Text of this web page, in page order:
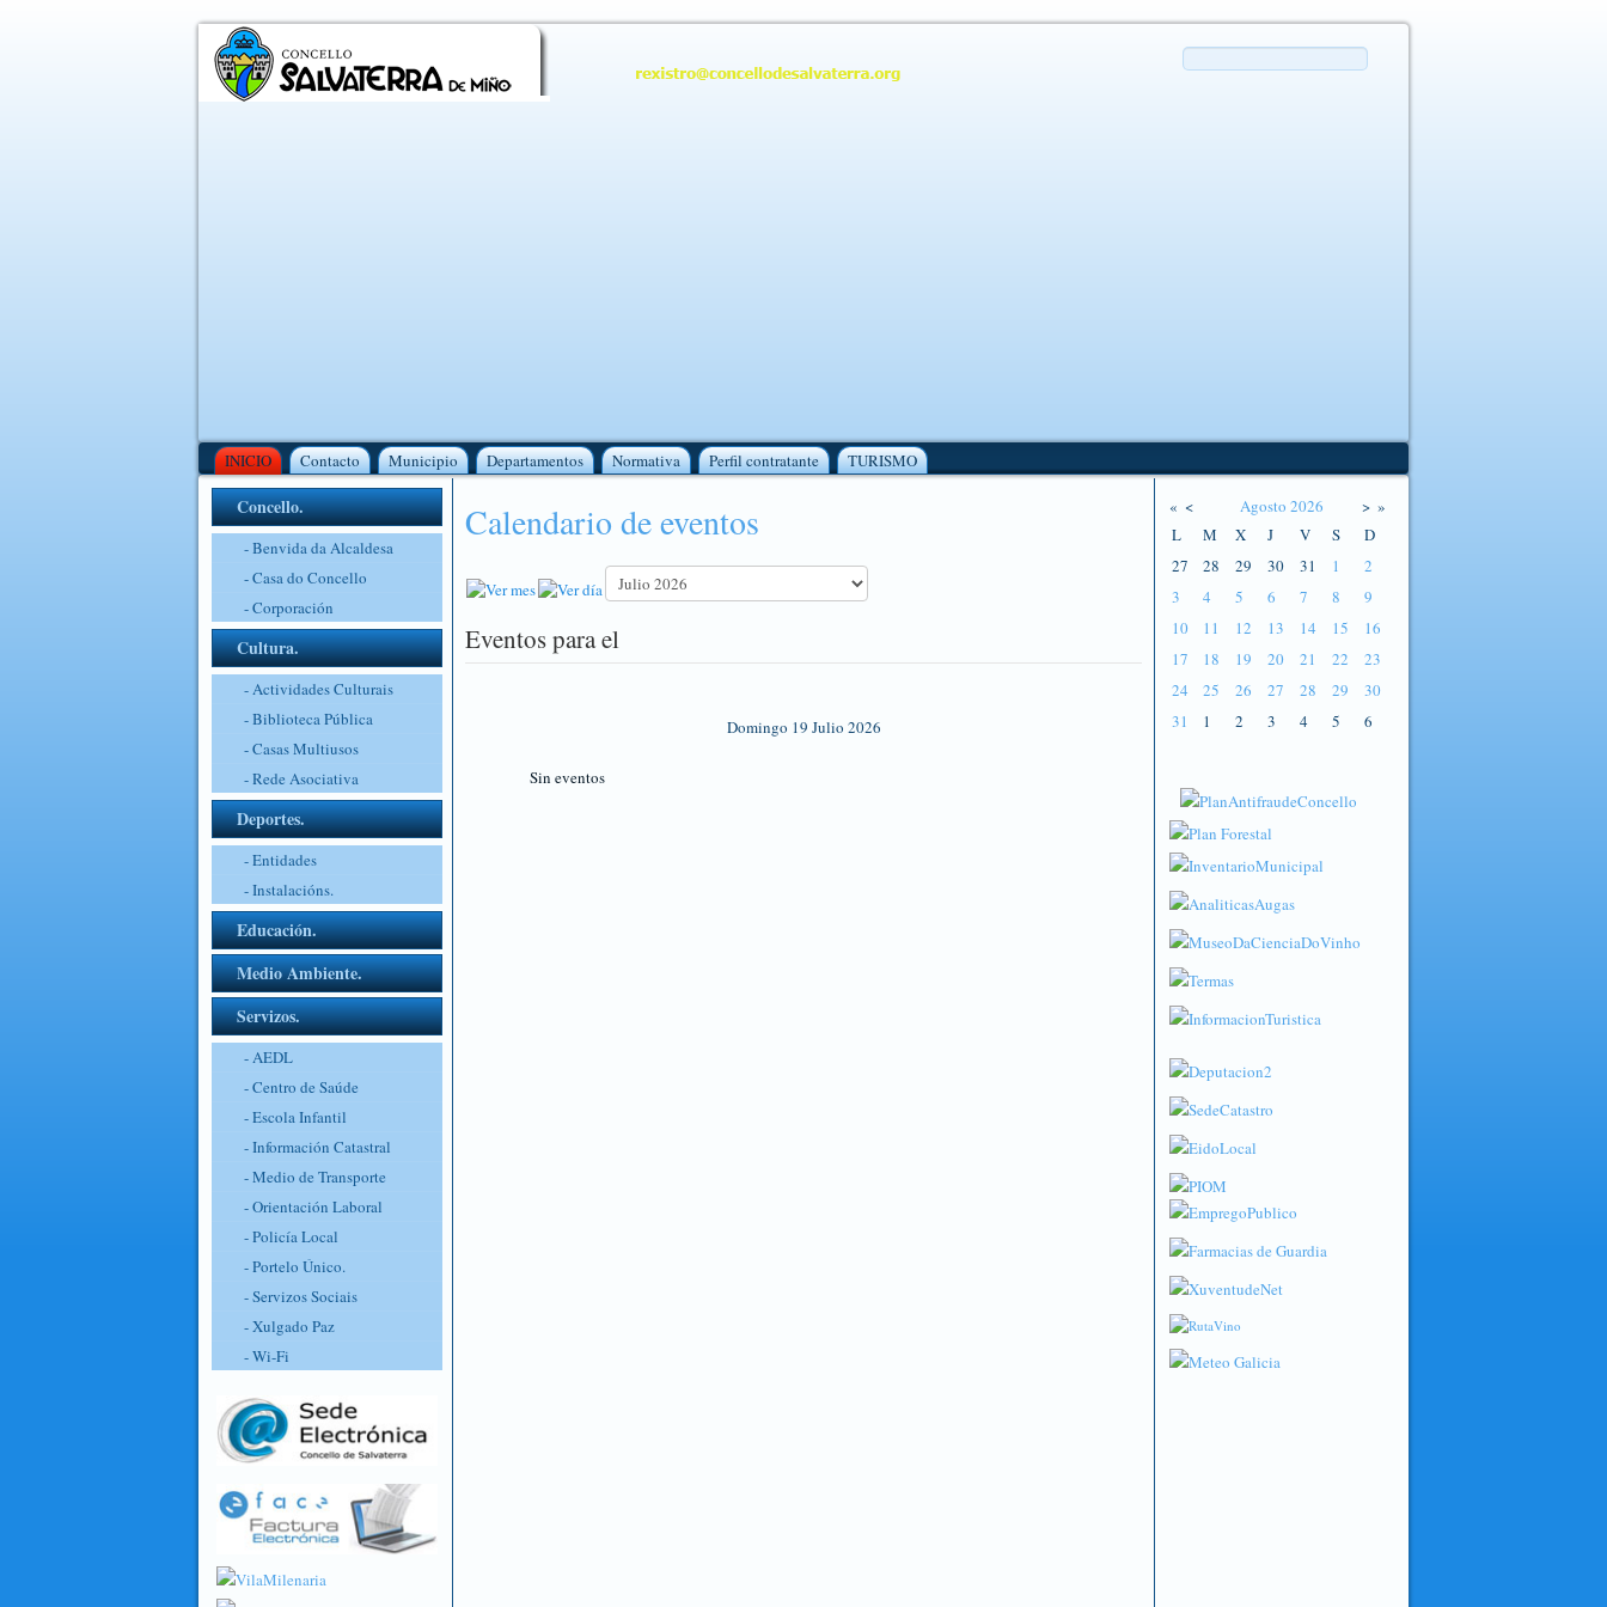
INICIO Contacto Municipio Departamentos Normativa Perfil contratante TURISMO
Concello.
- Benvida da Alcaldesa
- Casa do Concello
- Corporación
Cultura.
- Actividades Culturais
- Biblioteca Pública
- Casas Multiusos
- Rede Asociativa
Deportes.
- Entidades
- Instalacións.
Educación.
Medio Ambiente.
Servizos.
- AEDL
- Centro de Saúde
- Escola Infantil
- Información Catastral
- Medio de Transporte
- Orientación Laboral
- Policía Local
- Portelo Único.
- Servizos Sociais
- Xulgado Paz
- Wi-Fi
Calendario de eventos
Eventos para el
Domingo 19 Julio 2026
Sin eventos
« < Agosto 2026 > »
L
M X J V S
D
27
28 29 30 31 1
2
3
4 5 6 7 8
9
10
11 12 13 14 15
16
17
18 19 20 21 22
23
24
25 26 27 28 29
30
31
1 2 3 4 5 6